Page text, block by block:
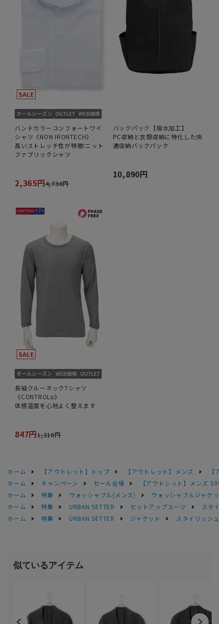
バンドカラーコンフォートワイ
シャツ《NON IRONTECH》
高いストレッチ性が特徴!ニット
ファブリックシャツ
2,365円4,730円
バックパック【撥水加工】
PC収納と衣類収納に特化した快
適収納バックパック
10,890円
長袖クルーネックTシャツ
《CONTROLα》
体感温度を心地よく整えます
847円1,210円
ホーム 【アウトレット】トップ 【アウトレット】メンズ
ホーム
キャンペーン セール会場
【アウトレット】メンズ
ホーム
特集 ウォッシャブル(メンズ)
ウォッシャブルジャケ
ホーム
特集 URBAN SETTER セットアップスーツ
スタ
ホーム
特集 URBAN SETTER ジャケット スタイリッシ